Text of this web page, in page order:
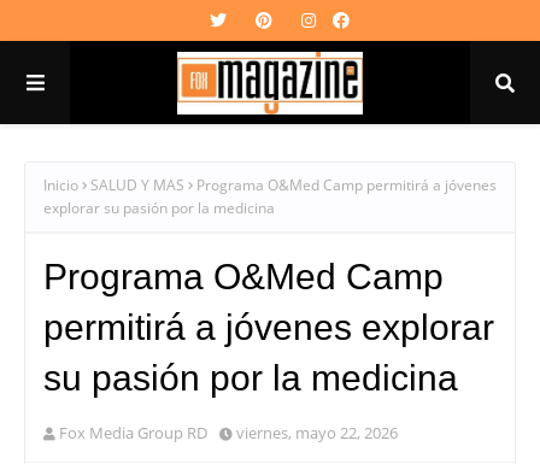
Inicio SALUD Y MAS
Programa O&Med Camp permitirá a jóvenes
explorar su pasión por la medicina
Programa O&Med Camp
permitirá a jóvenes explorar
su pasión por la medicina
Fox Media Group RD viernes, mayo 22, 2026